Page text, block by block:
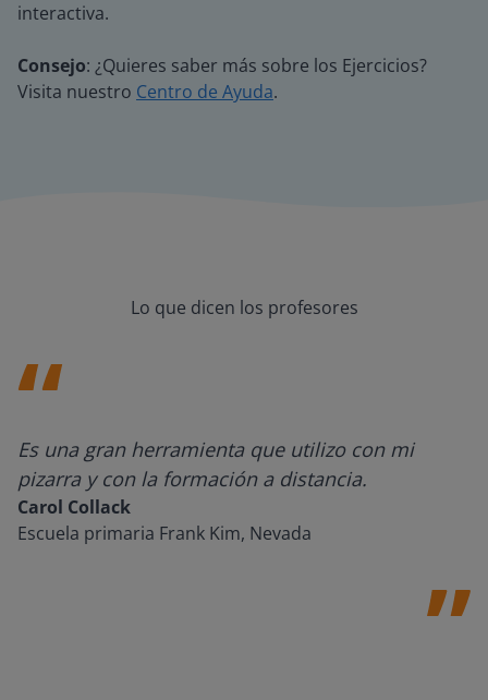
interactiva.
Consejo: ¿Quieres saber más sobre los Ejercicios?
Visita nuestro Centro de Ayuda.
Lo que dicen los profesores
Es una gran herramienta que utilizo con mi
pizarra y con la formación a distancia.
Carol Collack
Escuela primaria Frank Kim, Nevada